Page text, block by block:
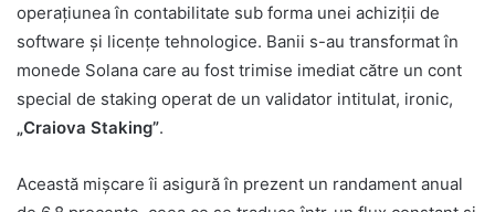
operațiunea în contabilitate sub forma unei achiziții de
software și licențe tehnologice. Banii s-au transformat în
monede Solana care au fost trimise imediat către un cont
special de staking operat de un validator intitulat, ironic,
„Craiova Staking”.
Această mișcare îi asigură în prezent un randament anual